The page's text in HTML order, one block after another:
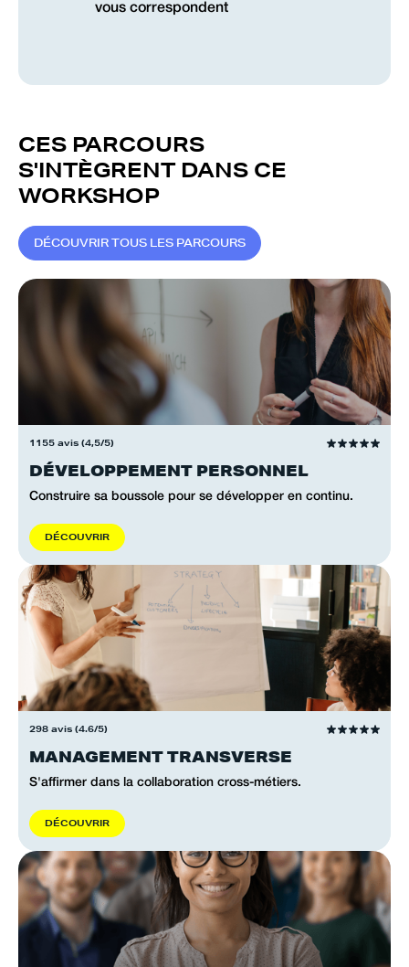
vous correspondent
1155 avis (4,5/5)
DÉVELOPPEMENT PERSONNEL
Construire sa boussole pour se développer en continu.
DÉCOUVRIR
298 avis (4.6/5)
MANAGEMENT TRANSVERSE
S'affirmer dans la collaboration cross-métiers.
DÉCOUVRIR
CES PARCOURS
S'INTÈGRENT DANS CE
WORKSHOP
DÉCOUVRIRTOUS LES PARCOURS